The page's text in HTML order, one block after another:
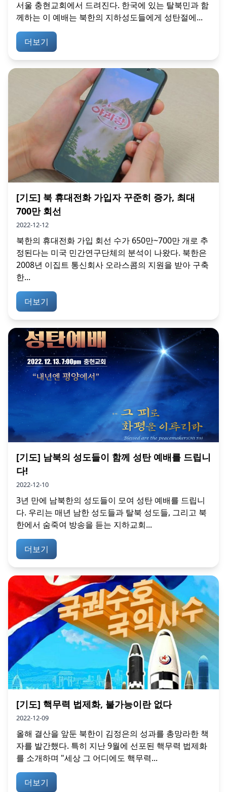
서울 충현교회에서 드려진다. 한국에 있는 탈북민과 함
께하는 이 예배는 북한의 지하성도들에게 성탄절에...
더보기
[기도] 북 휴대전화 가입자 꾸준히 증가, 최대
700만 회선
2022-12-12
북한의 휴대전화 가입 회선 수가 650만~700만 개로 추
정된다는 미국 민간연구단체의 분석이 나왔다. 북한은
2008년 이집트 통신회사 오라스콤의 지원을 받아 구축
한...
더보기
[기도] 남북의 성도들이 함께 성탄 예배를 드립니
다!
2022-12-10
3년 만에 남북한의 성도들이 모여 성탄 예배를 드립니
다. 우리는 매년 남한 성도들과 탈북 성도들, 그리고 북
한에서 숨죽여 방송을 듣는 지하교회...
더보기
[기도] 핵무력 법제화, 불가능이란 없다
2022-12-09
올해 결산을 앞둔 북한이 김정은의 성과를 총망라한 책
자를 발간했다. 특히 지난 9월에 선포된 핵무력 법제화
를 소개하며 "세상 그 어디에도 핵무력...
더보기